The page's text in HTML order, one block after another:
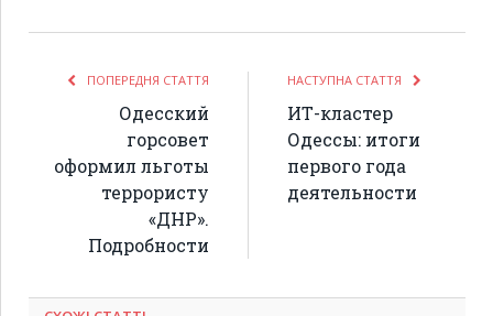
ПОПЕРЕДНЯ СТАТТЯ
Одесский
горсовет
оформил льготы
террористу
«ДНР».
Подробности
НАСТУПНА СТАТТЯ
ИТ-кластер
Одессы: итоги
первого года
деятельности